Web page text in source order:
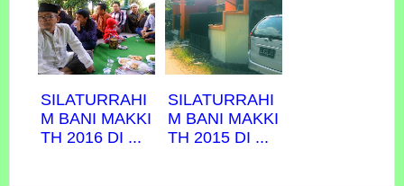
SILATURRAHI
M BANI MAKKI
TH 2016 DI ...
SILATURRAHI
M BANI MAKKI
TH 2015 DI ...